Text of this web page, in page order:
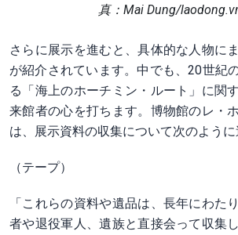
真：Mai Dung/laodong.vn
さらに展示を進むと、具体的な人物に
が紹介されています。中でも、20世紀
る「海上のホーチミン・ルート」に関
来館者の心を打ちます。博物館のレ・
は、展示資料の収集について次のように
（テープ）
「これらの資料や遺品は、長年にわた
者や退役軍人、遺族と直接会って収集